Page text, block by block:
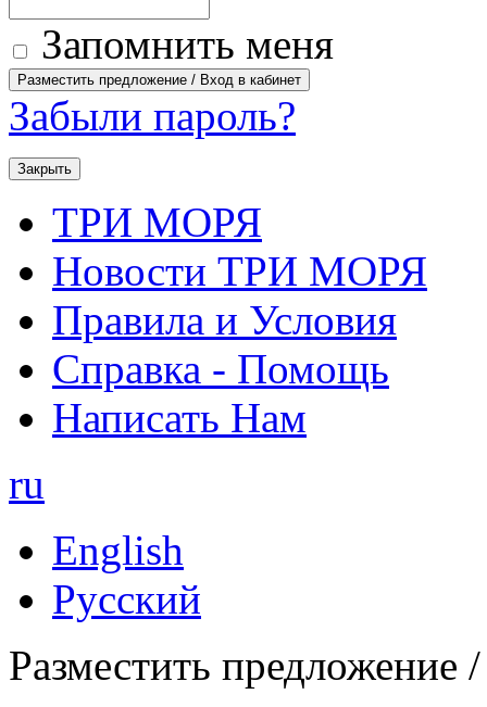
Запомнить меня
Забыли пароль?
Закрыть
ТРИ МОРЯ
Новости ТРИ МОРЯ
Правила и Условия
Справка - Помощь
Написать Нам
ru
English
Русский
Разместить предложение